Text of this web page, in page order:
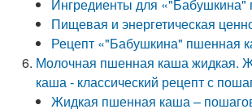
Ингредиенты для
Пищевая и энергетическая
Рецепт «"Бабушкина" пшенная
Молочная пшенная каша жидкая.
каша - классический рецепт с
Жидкая пшенная каша –